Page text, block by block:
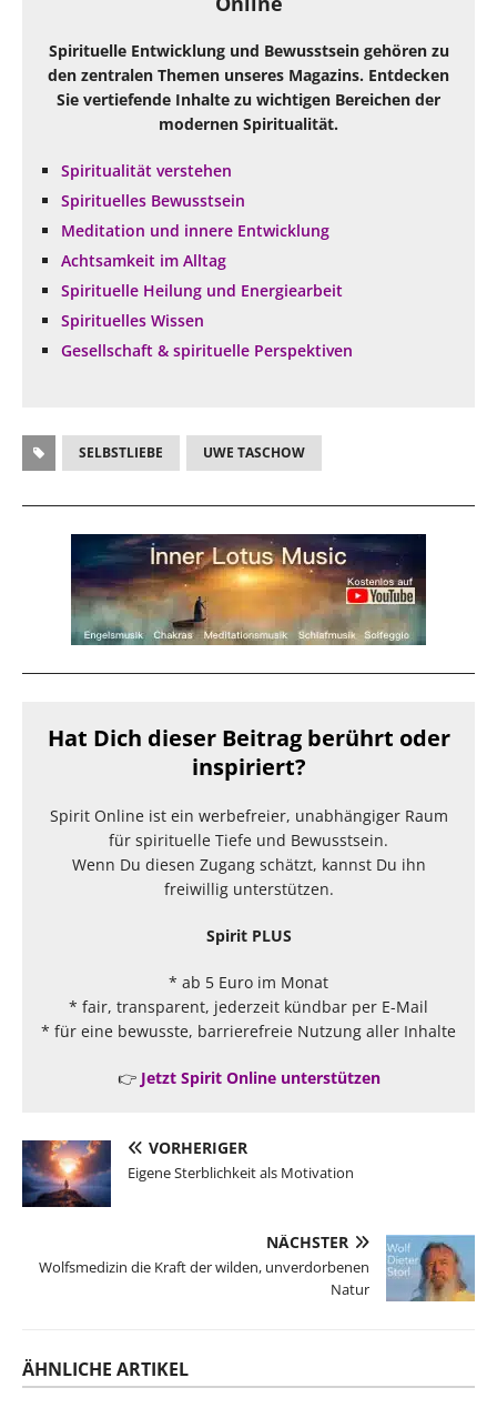
Spirituelle Entwicklung und Bewusstsein gehören zu
den zentralen Themen unseres Magazins. Entdecken
Sie vertiefende Inhalte zu wichtigen Bereichen der
modernen Spiritualität.
Spiritualität verstehen
Spirituelles Bewusstsein
Meditation und innere Entwicklung
Achtsamkeit im Alltag
Spirituelle Heilung und Energiearbeit
Spirituelles Wissen
Gesellschaft & spirituelle Perspektiven
SELBSTLIEBE UWE TASCHOW
Hat Dich dieser Beitrag berührt oder
inspiriert?
Spirit Online ist ein werbefreier, unabhängiger Raum
für spirituelle Tiefe und Bewusstsein.
Wenn Du diesen Zugang schätzt, kannst Du ihn
freiwillig unterstützen.
Spirit PLUS
* ab 5 Euro im Monat
* fair, transparent, jederzeit kündbar per E-Mail
* für eine bewusste, barrierefreie Nutzung aller Inhalte
👉 Jetzt Spirit Online unterstützen
VORHERIGER
Eigene Sterblichkeit als Motivation
NÄCHSTER
Wolfsmedizin die Kraft der wilden, unverdorbenen
Natur
ÄHNLICHE ARTIKEL